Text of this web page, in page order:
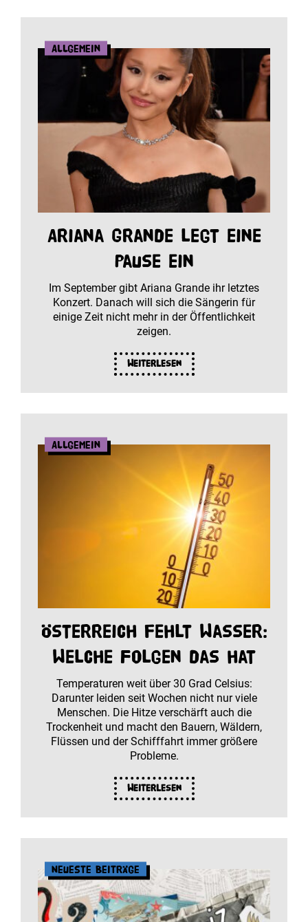
Allgemein
Ariana Grande legt eine
Pause ein
Im September gibt Ariana Grande ihr letztes
Konzert. Danach will sich die Sängerin für
einige Zeit nicht mehr in der Öffentlichkeit
zeigen.
Weiterlesen
Allgemein
Österreich fehlt Wasser:
Welche Folgen das hat
Temperaturen weit über 30 Grad Celsius:
Darunter leiden seit Wochen nicht nur viele
Menschen. Die Hitze verschärft auch die
Trockenheit und macht den Bauern, Wäldern,
Flüssen und der Schifffahrt immer größere
Probleme.
Weiterlesen
Neueste Beiträge